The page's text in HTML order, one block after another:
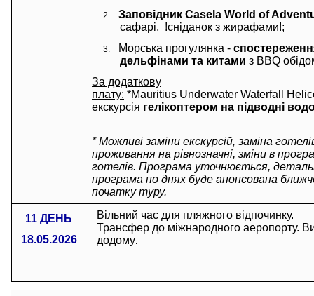
2.
Заповідник Casela World of
сафарі, !сніданок з жирафами!;
3. Морська прогулянка -
дельфінами та китами з BBQ
За додаткову
плату: *Mauritius Underwater Waterfall
екскурсія гелікоптером на підводні
* Можливі заміни екскурсій, заміна
проживання на рівнозначні, зміни в
готелів. Програма уточнюється,
програма по днях буде анонсована
початку туру.
11 ДЕНЬ
18.05.2026
Вільний час для пляжного відпочинку.
Трансфер до міжнародного аеропорту.
додому